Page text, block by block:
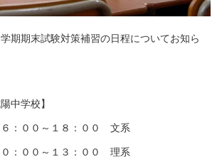
期期末試験対策補習の日程についてお知ら
中学校】
６：００～１８：００ 文系
０：００～１３：００ 理系